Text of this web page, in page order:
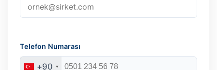
Telefon Numarası
+90